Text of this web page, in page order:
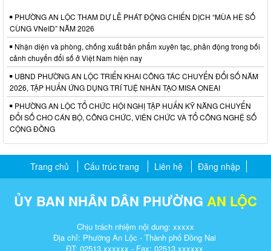
PHƯỜNG AN LỘC THAM DỰ LỄ PHÁT ĐỘNG CHIẾN DỊCH “MÙA HÈ SỐ
CÙNG VNeID” NĂM 2026
Nhận diện và phòng, chống xuất bản phẩm xuyên tạc, phản động trong bối
cảnh chuyển đổi số ở Việt Nam hiện nay
UBND PHƯỜNG AN LỘC TRIỂN KHAI CÔNG TÁC CHUYỂN ĐỔI SỐ NĂM
2026, TẬP HUẤN ỨNG DỤNG TRÍ TUỆ NHÂN TẠO MISA ONEAI
PHƯỜNG AN LỘC TỔ CHỨC HỘI NGHỊ TẬP HUẤN KỸ NĂNG CHUYỂN
ĐỔI SỐ CHO CÁN BỘ, CÔNG CHỨC, VIÊN CHỨC VÀ TỔ CÔNG NGHỆ SỐ
CỘNG ĐỒNG
Trang chủ Cấu trúc trang Liên hệ Đăng nhập
ỦY BAN NHÂN DÂN PHƯỜNG AN LỘC
Chịu trách nhiệm nội dung: xxxxx
Địa chỉ: Phường An Lộc - Thành phố Đồng Nai
ĐT: 02513.xxxxxx - Fax: 02513.xxxxxx